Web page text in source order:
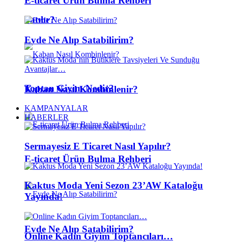
Satılır?
Kaban Nasıl Kombinlenir?
E-ticaret Ürün Bulma Rehberi
Evde Ne Alıp Satabilirim?
Evde Ne Alıp Satabilirim?
Toptan Giyim Nedir?
KAMPANYALAR
HABERLER
Sermayesiz E Ticaret Nasıl Yapılır?
Kaktus Moda Yeni Sezon 23’AW Kataloğu
Yayında!
Online Kadın Giyim Toptancıları…